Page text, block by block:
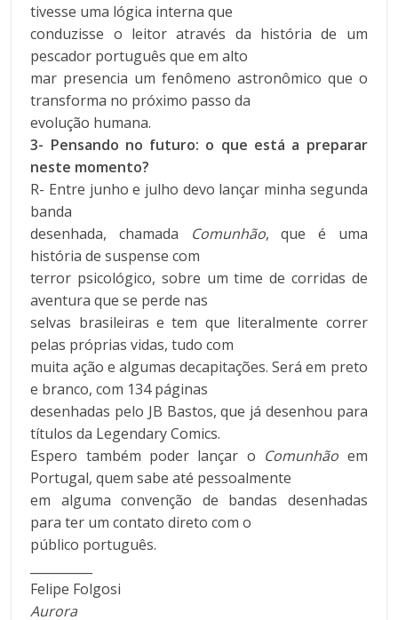
tivesse uma lógica interna que
conduzisse o leitor através da história de um
pescador português que em alto
mar presencia um fenômeno astronômico que o
transforma no próximo passo da
evolução humana.
3- Pensando no futuro: o que está a preparar
neste momento?
R- Entre junho e julho devo lançar minha segunda
banda
desenhada, chamada
Comunhão, que é uma
história de suspense com
terror psicológico, sobre um time de corridas de
aventura que se perde nas
selvas brasileiras e tem que literalmente correr
pelas próprias vidas, tudo com
muita ação e algumas decapitações. Será em preto
e branco, com 134 páginas
desenhadas pelo JB Bastos, que já desenhou para
títulos da Legendary Comics.
Espero também poder lançar o Comunhão em
Portugal, quem sabe até pessoalmente
em alguma convenção de bandas desenhadas
para ter um contato direto com o
público português.
Felipe Folgosi
Aurora